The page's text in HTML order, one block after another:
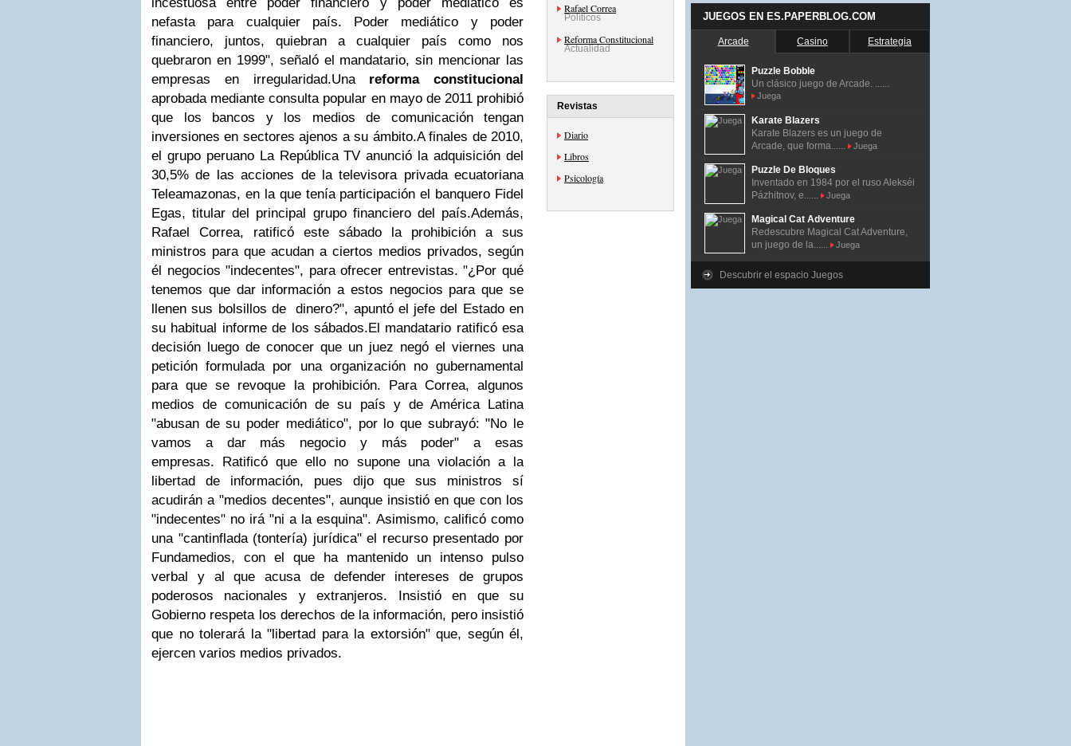
nefasta para cualquier país. Poder mediático y poder
financiero, juntos, quiebran a cualquier país como nos
quebraron en 1999", señaló el mandatario, sin mencionar las
empresas en irregularidad.Una reforma constitucional
aprobada mediante consulta popular en mayo de 2011 prohibió
que los bancos y los medios de comunicación tengan
inversiones en sectores ajenos a su ámbito.A finales de 2010,
el grupo peruano La República TV anunció la adquisición del
30,5% de las acciones de la televisora privada ecuatoriana
Teleamazonas, en la que tenía participación el banquero Fidel
Egas, titular del principal grupo financiero del país.Además,
Rafael Correa, ratificó este sábado la prohibición a sus
ministros para que acudan a ciertos medios privados, según
él negocios "indecentes", para ofrecer entrevistas."¿Por qué
tenemos que dar información a estos negocios para que se
llenen sus bolsillos de dinero?", apuntó el jefe del Estado en
su habitual informe de los sábados.El mandatario ratificó esa
decisión luego de conocer que un juez negó el viernes una
petición formulada por una organización no gubernamental
para que se revoque la prohibición. Para Correa, algunos
medios de comunicación de su país y de América Latina
"abusan de su poder mediático", por lo que subrayó: "No le
vamos a dar más negocio y más poder" a esas
empresas. Ratificó que ello no supone una violación a la
libertad de información, pues dijo que sus ministros sí
acudirán a "medios decentes", aunque insistió en que con los
"indecentes" no irá "ni a la esquina". Asimismo, calificó como
una "cantinflada (tontería) jurídica" el recurso presentado por
Fundamedios, con el que ha mantenido un intenso pulso
verbal y al que acusa de defender intereses de grupos
poderosos nacionales y extranjeros. Insistió en que su
Gobierno respeta los derechos de la información, pero insistió
que no tolerará la "libertad para la extorsión" que, según él,
ejercen varios medios privados.
Rafael Correa
Políticos
Reforma Constitucional
Actualidad
Revistas
Diario
Libros
Psicología
JUEGOS EN ES.PAPERBLOG.COM
Arcade Casino Estrategia
Puzzle Bobble
Un clásico juego de Arcade. ......
Juega
Karate Blazers
Karate Blazers es un juego de
Arcade, que forma......
Juega
Puzzle De Bloques
Inventado en 1984 por el ruso Alekséi
Pázhitnov, e......
Juega
Magical Cat Adventure
Redescubre Magical Cat Adventure,
un juego de la......
Juega
Descubrir el espacio Juegos